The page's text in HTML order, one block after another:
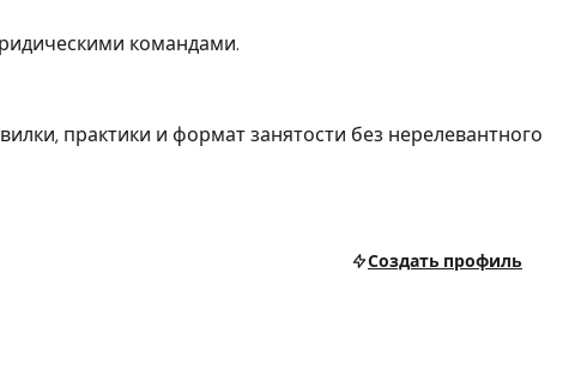
командами.
практики и формат занятости без нерелевантного
Создать профиль